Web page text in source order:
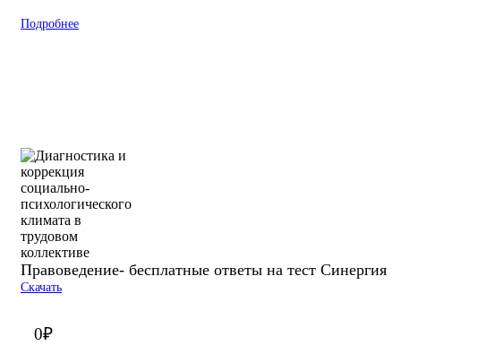
Подробнее
Правоведение- бесплатные ответы на тест Синергия
Скачать
0₽